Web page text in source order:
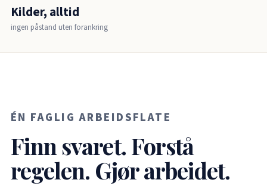
Kilder, alltid
ingen påstand uten forankring
ÉN FAGLIG ARBEIDSFLATE
Finn svaret. Forstå
regelen. Gjør arbeidet.